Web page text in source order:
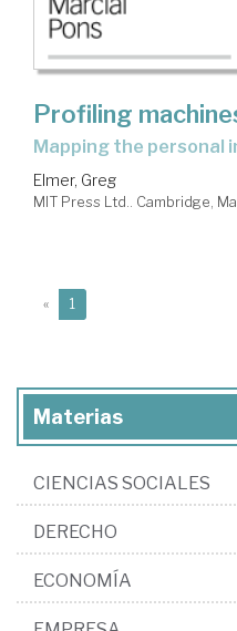
Profiling
mapping the
Elmer, Greg
MIT Press Ltd.. Cambridge,
« 1
Materias
CIENCIAS SOCIALES
DERECHO
ECONOMÍA